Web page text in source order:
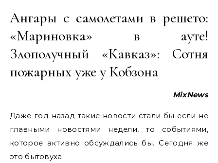
Ангары с самолетами в решето:
«Мариновка» в ауте!
Злополучный «Кавказ»: Сотня
пожарных уже у Кобзона
MixNews
Даже год назад такие новости стали бы если не
главными новостями недели, то событиями,
которое активно обсуждались бы. Сегодня же
это бытовуха.